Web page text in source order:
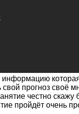
информацию
свой прогноз своё
честно
пройдёт очень